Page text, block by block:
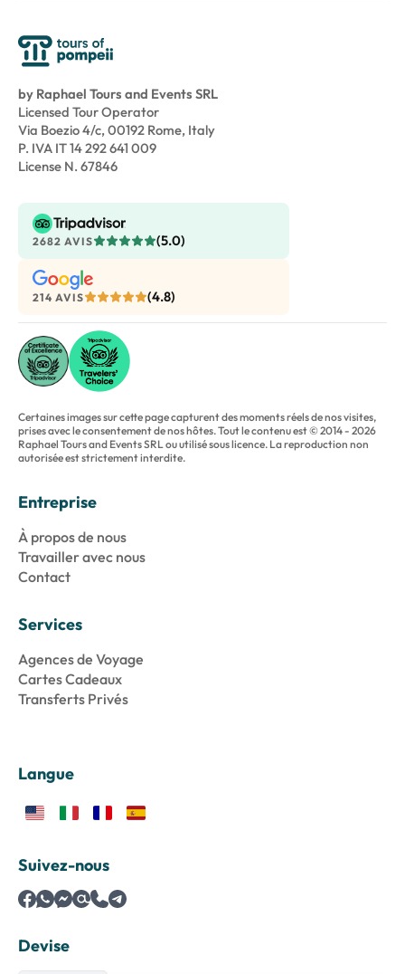
by Raphael Tours and Events SRL
Licensed Tour Operator
Via Boezio 4/c, 00192 Rome, Italy
P. IVA IT 14 292 641 009
License N. 67846
2682 AVIS (5.0)
214 AVIS (4.8)
Certaines images sur cette page capturent des moments réels de nos visites,
prises avec le consentement de nos hôtes. Tout le contenu est © 2014 - 2026
Raphael Tours and Events SRL ou utilisé sous licence. La reproduction non
autorisée est strictement interdite.
Entreprise
À propos de nous
Travailler avec nous
Contact
Services
Agences de Voyage
Cartes Cadeaux
Transferts Privés
Langue
Suivez-nous
Devise